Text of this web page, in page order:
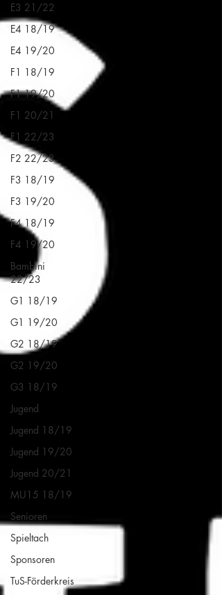
E3 21/22
E4 18/19
E4 19/20
F1 18/19
F1 19/20
F1 20/21
F1 22/23
F2 22/23
F3 18/19
F3 19/20
F4 18/19
F4 19/20
Bambini
22/23
G1 18/19
G1 19/20
G2 18/19
G2 19/20
G3 18/19
Jugend
Jugend 18/19
Jugend 19/20
Jugend 20/21
MU15 18/19
Senioren
Spieltach
Sponsoren
TuS-Förderkreis